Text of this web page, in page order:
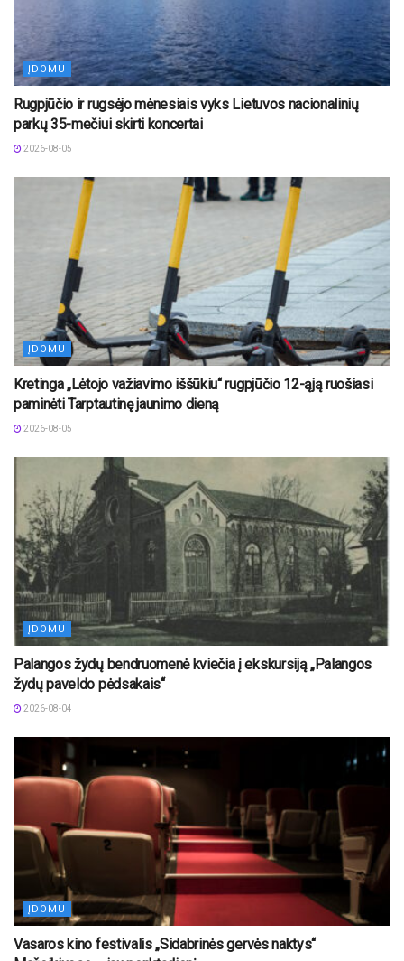
ĮDOMU
Rugpjūčio ir rugsėjo mėnesiais vyks Lietuvos nacionalinių
parkų 35-mečiui skirti koncertai
2026-08-05
ĮDOMU
Kretinga „Lėtojo važiavimo iššūkiu“ rugpjūčio 12-ąją ruošiasi
paminėti Tarptautinę jaunimo dieną
2026-08-05
ĮDOMU
Palangos žydų bendruomenė kviečia į ekskursiją „Palangos
žydų paveldo pėdsakais“
2026-08-04
ĮDOMU
Vasaros kino festivalis „Sidabrinės gervės naktys“